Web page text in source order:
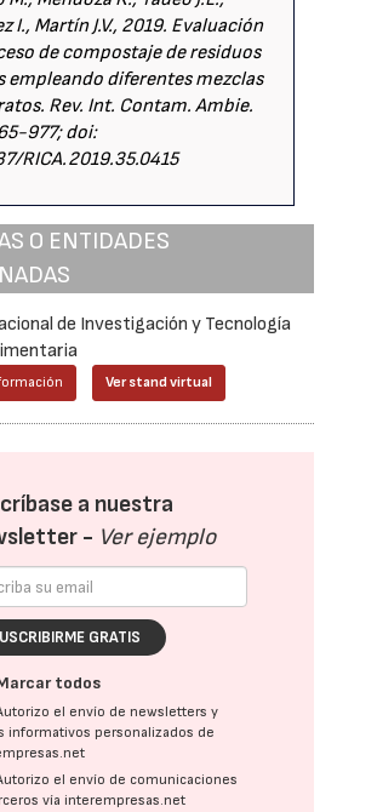
I., Martín J.V., 2019. Evaluación
de compostaje de residuos
empleando diferentes mezclas
Rev. Int. Contam. Ambie.
977; doi:
RICA.2019.35.0415
O ENTIDADES
de Investigación y Tecnología
Ver stand virtual
a nuestra
- Ver ejemplo
GRATIS
todos
el envío de newsletters y
informativos personalizados de
el envío de comunicaciones
vía interempresas.net